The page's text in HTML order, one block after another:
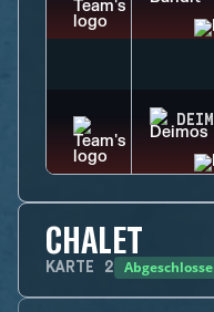
CHALET
KARTE 2